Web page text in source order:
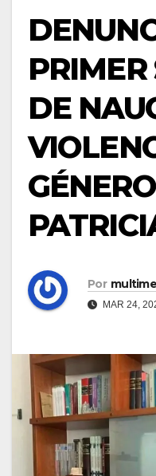
PRIMER
DE
Por
MAR 24,